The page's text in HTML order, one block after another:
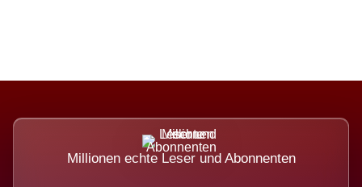
Millionen echte Leser und Abonnenten